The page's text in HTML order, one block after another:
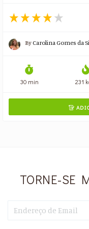
ByCarolina Gomes da
30 min 231

TORNE-SE